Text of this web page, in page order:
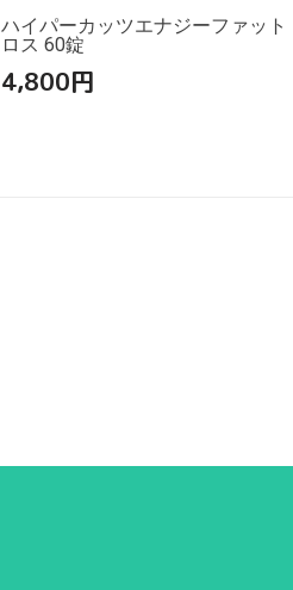
ハイパーカッツエナジーファット
ロス 60錠
4,800円